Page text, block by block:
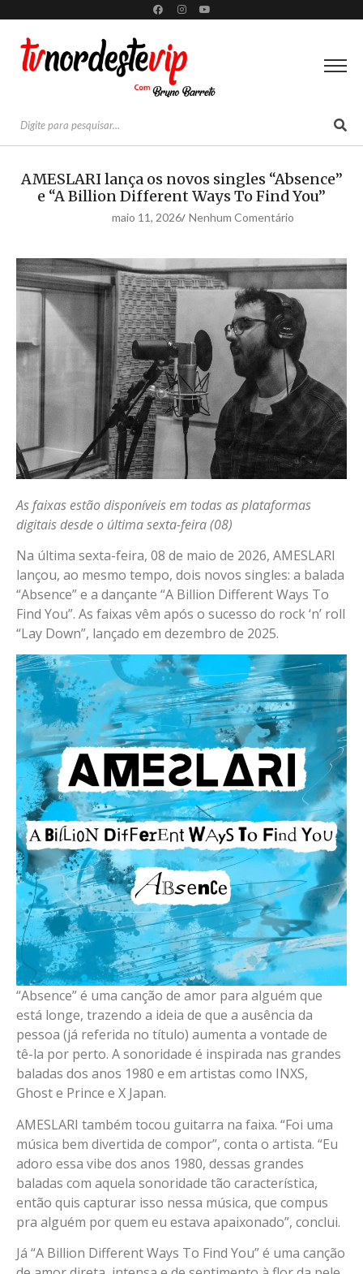
AMESLARI lança os novos singles “Absence”
e “A Billion Different Ways To Find You”
maio 11, 2026/ Nenhum Comentário
As faixas estão disponíveis em todas as plataformas
digitais desde o última sexta-feira (08)
Na última sexta-feira, 08 de maio de 2026, AMESLARI
lançou, ao mesmo tempo, dois novos singles: a balada
“Absence” e a dançante “A Billion Different Ways To
Find You”. As faixas vêm após o sucesso do rock ‘n’ roll
“Lay Down”, lançado em dezembro de 2025.
“Absence” é uma canção de amor para alguém que
está longe, trazendo a ideia de que a ausência da
pessoa (já referida no título) aumenta a vontade de
tê-la por perto. A sonoridade é inspirada nas grandes
baladas dos anos 1980 e em artistas como INXS,
Ghost e Prince e X Japan.
AMESLARI também tocou guitarra na faixa. “Foi uma
música bem divertida de compor”, conta o artista. “Eu
adoro essa vibe dos anos 1980, dessas grandes
baladas com aquela sonoridade tão característica,
então quis capturar isso nessa música, que compus
pra alguém por quem eu estava apaixonado”, conclui.
Já “A Billion Different Ways To Find You” é uma canção